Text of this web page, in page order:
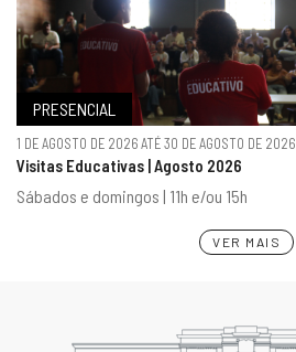
PRESENCIAL
1 DE AGOSTO DE 2026 ATÉ 30 DE AGOSTO DE 2026
Visitas Educativas | Agosto 2026
Sábados e domingos | 11h e/ou 15h
VER MAIS